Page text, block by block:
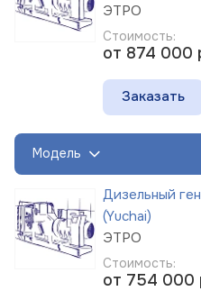
ЭТРО
Стоимость:
от 874 000
Заказать
Модель
Дизельный
(Yuchai)
ЭТРО
Стоимость:
от 754 000